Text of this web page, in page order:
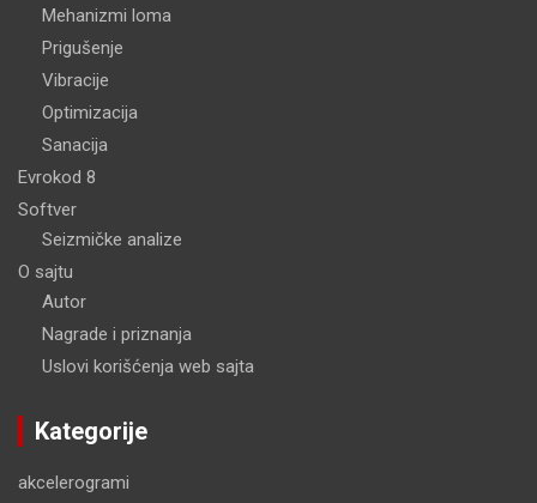
Mehanizmi loma
Prigušenje
Vibracije
Optimizacija
Sanacija
Evrokod 8
Softver
Seizmičke analize
O sajtu
Autor
Nagrade i priznanja
Uslovi korišćenja web sajta
Kategorije
akcelerogrami